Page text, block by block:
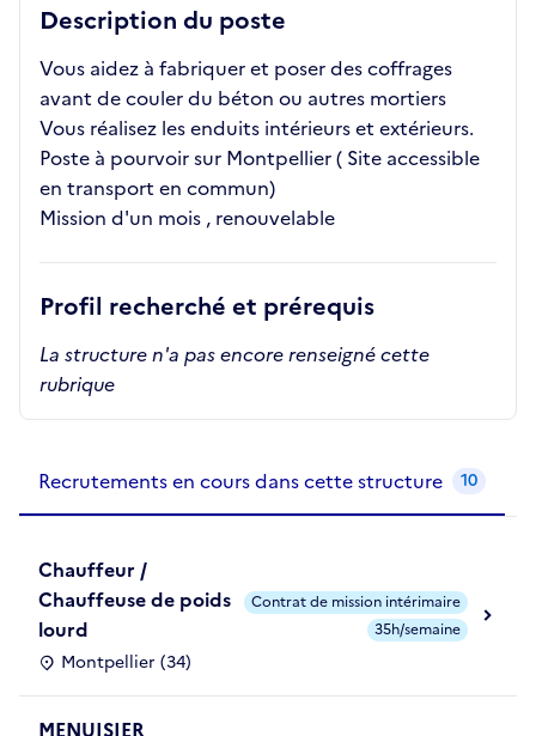
Description du poste
Vous aidez à fabriquer et poser des coffrages
avant de couler du béton ou autres mortiers
Vous réalisez les enduits intérieurs et extérieurs.
Poste à pourvoir sur Montpellier ( Site accessible
en transport en commun)
Mission d'un mois , renouvelable
Profil recherché et prérequis
La structure n'a pas encore renseigné cette
rubrique
Recrutements en cours dans cette structure 10
Chauffeur /
Chauffeuse de poids
lourd
Montpellier (34)
Contrat de mission intérimaire
35h/semaine